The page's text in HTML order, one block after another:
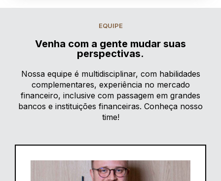
EQUIPE
Venha com a gente mudar suas
perspectivas.
Nossa equipe é multidisciplinar, com habilidades
complementares, experiência no mercado
financeiro, inclusive com passagem em grandes
bancos e instituições financeiras. Conheça nosso
time!